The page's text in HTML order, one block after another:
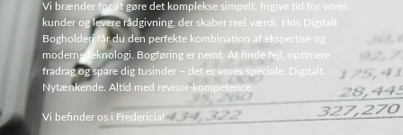
Vi brænder for at gøre det komplekse simpelt, frigive tid for vores
kunder og levere rådgivning, der skaber reel værdi. Hos Digitalt
Bogholderi får du den perfekte kombination af ekspertise og
moderne teknologi. Bogføring er nemt. At finde fejl, optimere
fradrag og spare dig tusinder – det er vores speciale. Digitalt.
Nytænkende. Altid med revisor-kompetence.
Vi befinder os i Fredericia!